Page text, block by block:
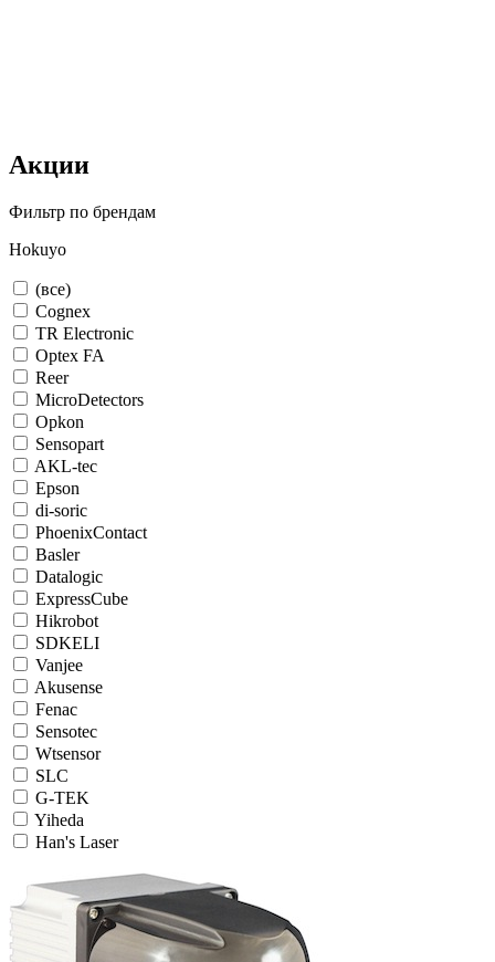
Акции
Фильтр по брендам
Hokuyo
(все)
Cognex
TR Electronic
Optex FA
Reer
MicroDetectors
Opkon
Sensopart
AKL-tec
Epson
di-soric
PhoenixContact
Basler
Datalogic
ExpressCube
Hikrobot
SDKELI
Vanjee
Akusense
Fenac
Sensotec
Wtsensor
SLC
G-TEK
Yiheda
Han's Laser